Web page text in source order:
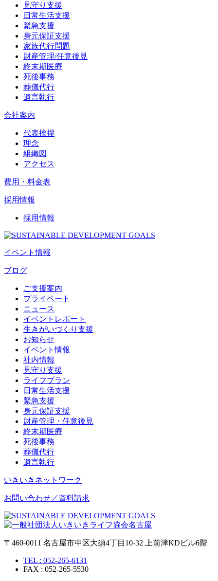
見守り支援
日常生活支援
緊急支援
身元保証支援
家族代行問題
財産管理/任意後見
終末期医療
死後事務
葬儀代行
遺言執行
会社案内
代表挨拶
理念
組織図
アクセス
費用・料金表
採用情報
採用情報
イベント情報
ブログ
ご支援案内
プライベート
ニュース
イベントレポート
生きがいづくり支援
お知らせ
イベント情報
社内情報
見守り支援
ライフプラン
日常生活支援
緊急支援
身元保証支援
財産管理・任意後見
終末期医療
死後事務
葬儀代行
遺言執行
いきいきネットワーク
お問い合わせ／資料請求
〒460-0011 名古屋市中区大須4丁目10-32 上前津KDビル6階
TEL : 052-265-6131
FAX : 052-265-5530